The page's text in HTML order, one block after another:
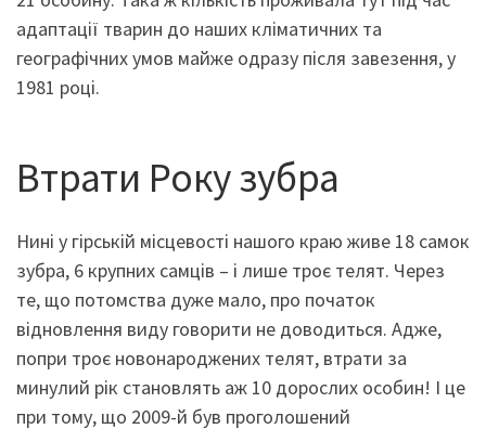
адаптації тварин до наших кліматичних та
географічних умов майже одразу після завезення, у
1981 році.
Втрати Року зубра
Нині у гірській місцевості нашого краю живе 18 самок
зубра, 6 крупних самців – і лише троє телят. Через
те, що потомства дуже мало, про початок
відновлення виду говорити не доводиться. Адже,
попри троє новонароджених телят, втрати за
минулий рік становлять аж 10 дорослих особин! І це
при тому, що 2009-й був проголошений